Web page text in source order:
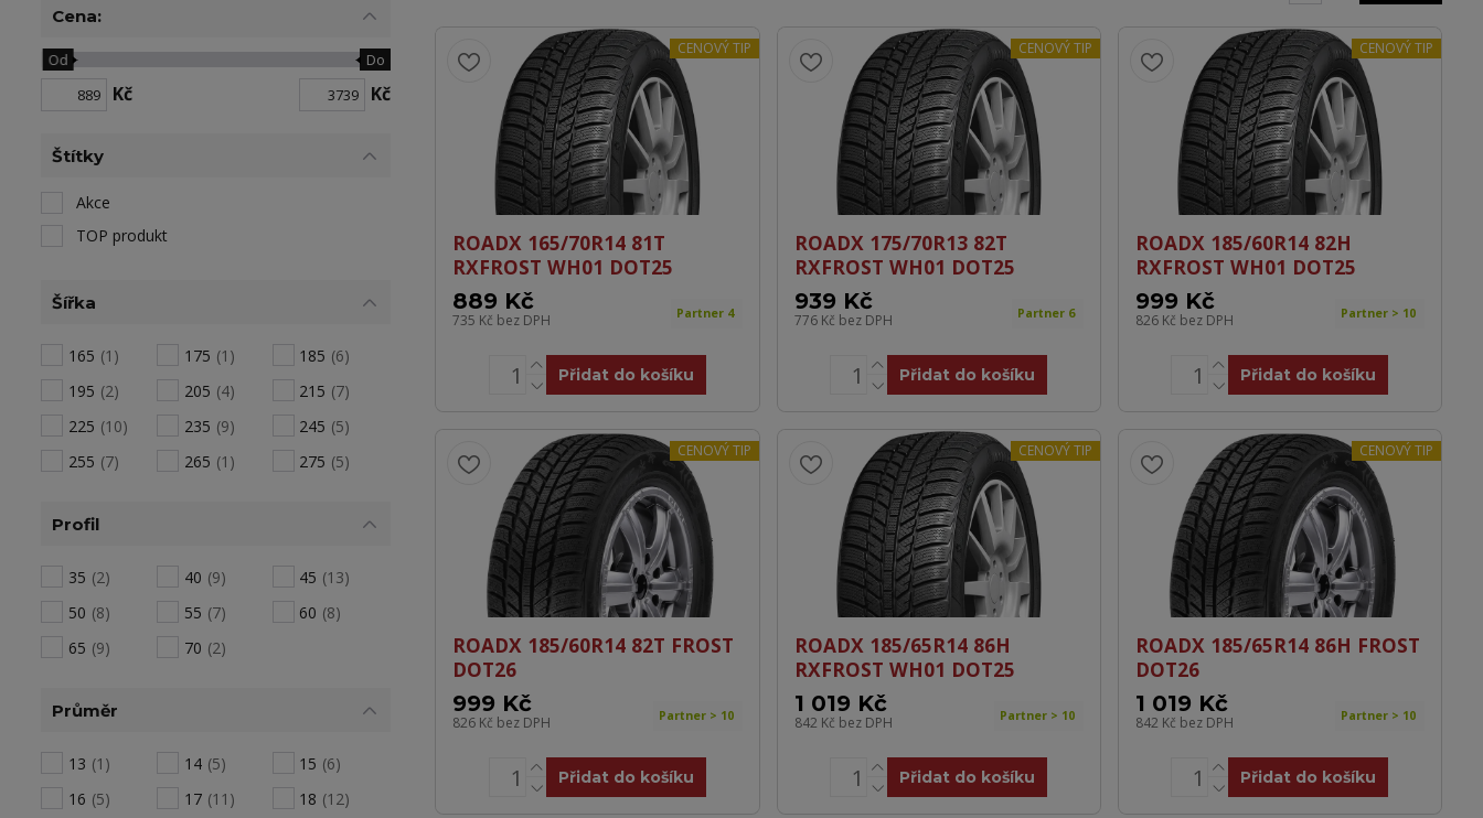
CENOVÝ TIP
ROADX 165/70R14 81T
RXFROST WH01 DOT25
889 Kč
735 Kč bez DPH Partner 4
Přidat do košíku
CENOVÝ TIP
ROADX 175/70R13 82T
RXFROST WH01 DOT25
939 Kč
776 Kč bez DPH Partner 6
Přidat do košíku
CENOVÝ TIP
ROADX 185/60R14 82H
RXFROST WH01 DOT25
999 Kč
826 Kč bez DPH Partner > 10
Přidat do košíku
CENOVÝ TIP
ROADX 185/60R14 82T FROST
DOT26
999 Kč
826 Kč bez DPH Partner > 10
Přidat do košíku
CENOVÝ TIP
ROADX 185/65R14 86H
RXFROST WH01 DOT25
1 019 Kč
842 Kč bez DPH Partner > 10
Přidat do košíku
CENOVÝ TIP
ROADX 185/65R14 86H FROST
DOT26
1 019 Kč
842 Kč bez DPH Partner > 10
Přidat do košíku
Cena:
Kč
Od Do
Kč
Štítky
Akce
TOP produkt
Šířka
165 (1) 175 (1) 185 (6)
195 (2) 205 (4) 215 (7)
225 (10) 235 (9) 245 (5)
255 (7) 265 (1) 275 (5)
Profil
35 (2) 40 (9) 45 (13)
50 (8) 55 (7) 60 (8)
65 (9) 70 (2)
Průměr
13 (1) 14 (5) 15 (6)
16 (5) 17 (11) 18 (12)